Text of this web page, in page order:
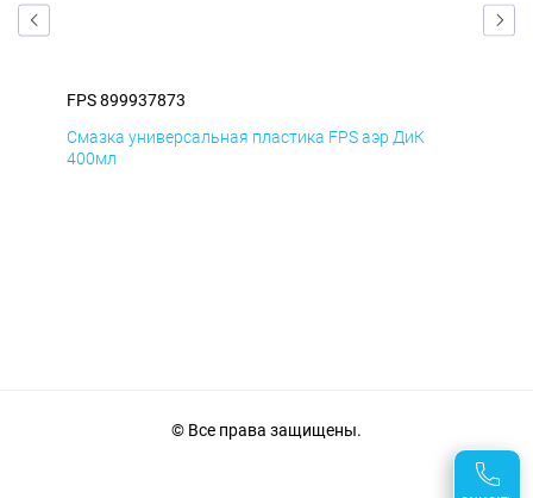
FPS 899937873
Смазка универсальная пластика FPS аэр ДиК
400мл
© Все права защищены.